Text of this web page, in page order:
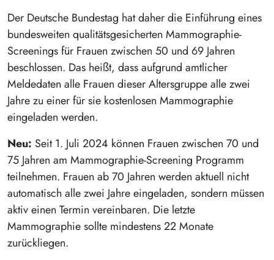
Der Deutsche Bundestag hat daher die Einführung eines
bundesweiten qualitätsgesicherten Mammographie-
Screenings für Frauen zwischen 50 und 69 Jahren
beschlossen. Das heißt, dass aufgrund amtlicher
Meldedaten alle Frauen dieser Altersgruppe alle zwei
Jahre zu einer für sie kostenlosen Mammographie
eingeladen werden.
Neu: Seit 1. Juli 2024 können Frauen zwischen 70 und
75 Jahren am Mammographie-Screening Programm
teilnehmen. Frauen ab 70 Jahren werden aktuell nicht
automatisch alle zwei Jahre eingeladen, sondern müssen
aktiv einen Termin vereinbaren. Die letzte
Mammographie sollte mindestens 22 Monate
zurückliegen.